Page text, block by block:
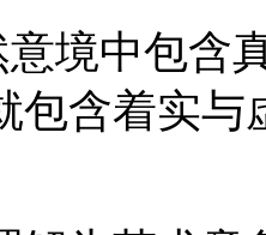
境中包含真
包含着实与